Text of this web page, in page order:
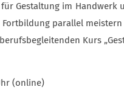
Gestaltung im
parallel
Kurs
(online)